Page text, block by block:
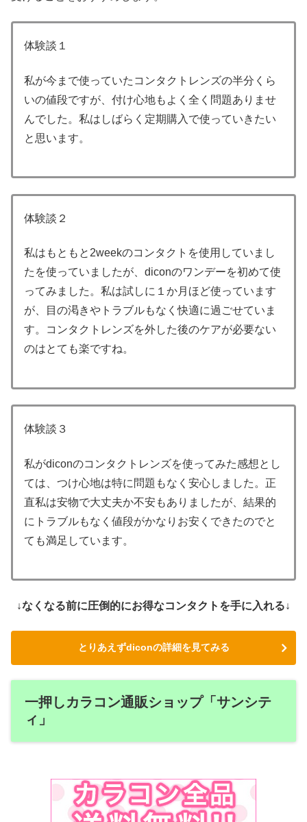
体験談１
私が今まで使っていたコンタクトレンズの半分くら
いの値段ですが、付け心地もよく全く問題ありませ
んでした。私はしばらく定期購入で使っていきたい
と思います。
体験談２
私はもともと2weekのコンタクトを使用していまし
たを使っていましたが、diconのワンデーを初めて使
ってみました。私は試しに１か月ほど使っています
が、目の渇きやトラブルもなく快適に過ごせていま
す。コンタクトレンズを外した後のケアが必要ない
のはとても楽ですね。
体験談３
私がdiconのコンタクトレンズを使ってみた感想とし
ては、つけ心地は特に問題もなく安心しました。正
直私は安物で大丈夫か不安もありましたが、結果的
にトラブルもなく値段がかなりお安くできたのでと
ても満足しています。
↓なくなる前に圧倒的にお得なコンタクトを手に入れる↓
とりあえずdiconの詳細を見てみる
一押しカラコン通販ショップ「サンシテ
ィ」